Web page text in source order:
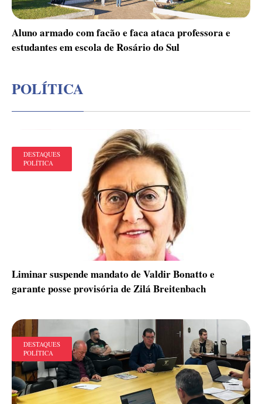
Aluno armado com facão e faca ataca professora e
estudantes em escola de Rosário do Sul
POLÍTICA
DESTAQUES
POLÍTICA
Liminar suspende mandato de Valdir Bonatto e
garante posse provisória de Zilá Breitenbach
DESTAQUES
POLÍTICA